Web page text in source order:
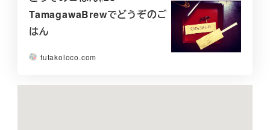
TamagawaBrewでどうぞのご
はん
futakoloco.com